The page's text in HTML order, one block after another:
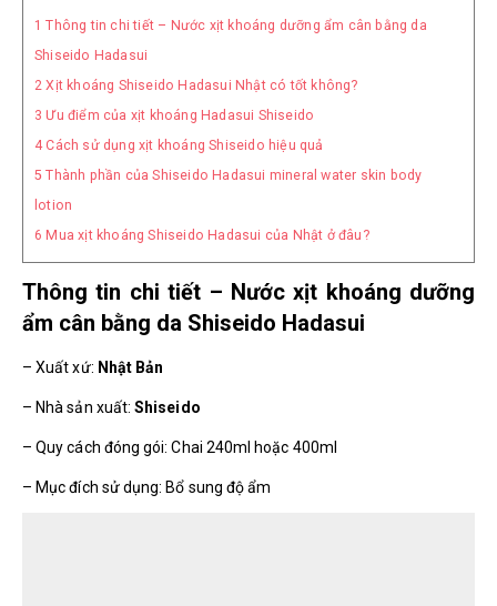
1 Thông tin chi tiết – Nước xịt khoáng dưỡng ẩm cân bằng da
Shiseido Hadasui
2 Xịt khoáng Shiseido Hadasui Nhật có tốt không?
3 Ưu điểm của xịt khoáng Hadasui Shiseido
4Cách sử dụng xịt khoáng Shiseido hiệu quả
5 Thành phần của Shiseido Hadasui mineral water skin body
lotion
6 Mua xịt khoáng Shiseido Hadasui của Nhật ở đâu?
Thông tin chi tiết – Nước xịt khoáng dưỡng
ẩm cân bằng da Shiseido Hadasui
– Xuất xứ: Nhật Bản
– Nhà sản xuất:Shiseido
– Quy cách đóng gói: Chai 240ml hoặc 400ml
– Mục đích sử dụng: Bổ sung độ ẩm